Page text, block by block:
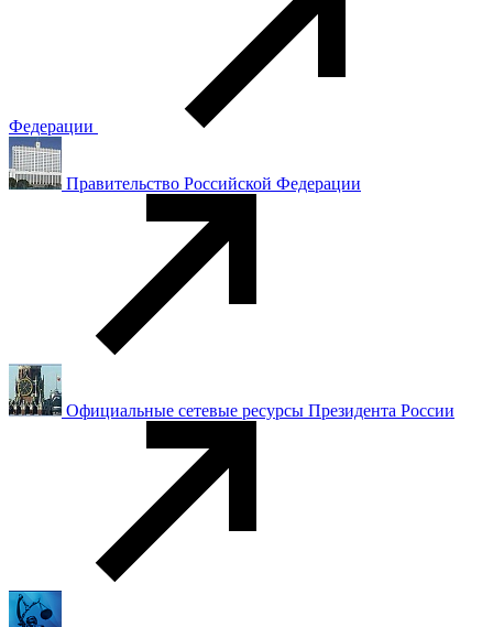
Федерации
Правительство Российской Федерации
Официальные сетевые ресурсы Президента России